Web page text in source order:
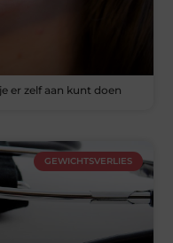
er zelf aan kunt doen
GEWICHTSVERLIES